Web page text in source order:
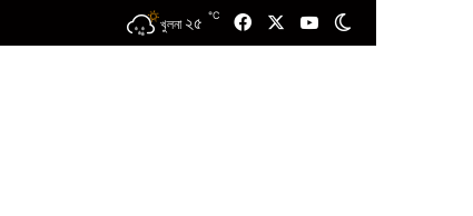
খুলনা ২৫ ℃ FacebookYouTube